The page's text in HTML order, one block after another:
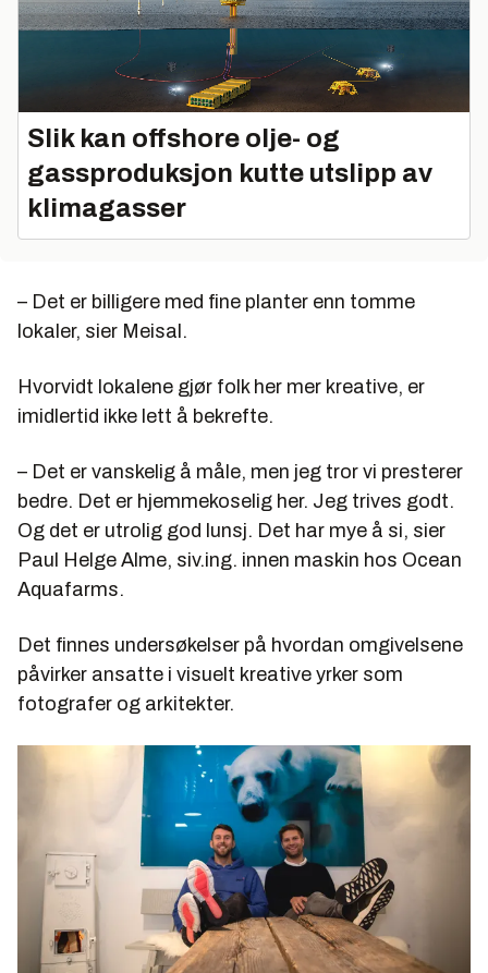
Slik kan offshore olje- og
gassproduksjon kutte utslipp av
klimagasser
– Det er billigere med fine planter enn tomme
lokaler, sier Meisal.
Hvorvidt lokalene gjør folk her mer kreative, er
imidlertid ikke lett å bekrefte.
– Det er vanskelig å måle, men jeg tror vi presterer
bedre. Det er hjemmekoselig her. Jeg trives godt.
Og det er utrolig god lunsj. Det har mye å si, sier
Paul Helge Alme, siv.ing. innen maskin hos Ocean
Aquafarms.
Det finnes undersøkelser på hvordan omgivelsene
påvirker ansatte i visuelt kreative yrker som
fotografer og arkitekter.